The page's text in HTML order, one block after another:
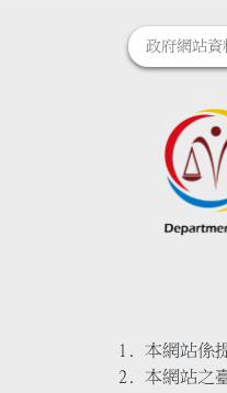
政府網站資
本網站係
本網站之